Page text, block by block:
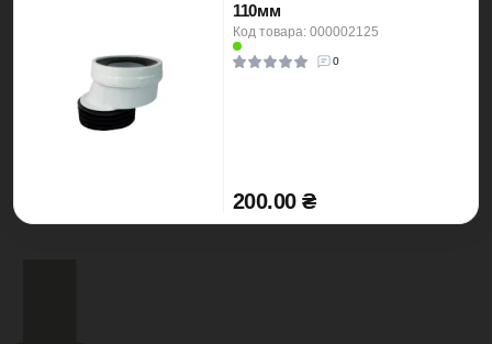
110мм
Код товара: 000002125
0
200.00 ₴